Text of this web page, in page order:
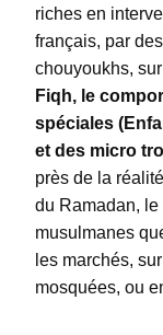
riches en
français, par
chouyoukhs,
Fiqh, le
spéciales
et des micro
près de la
du Ramadan,
musulmanes
les marchés,
mosquées, ou